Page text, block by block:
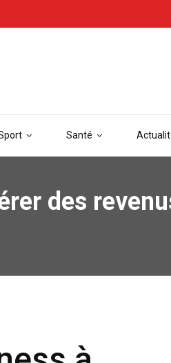
Santé
des